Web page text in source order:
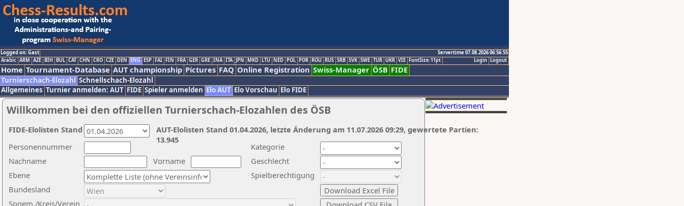
Logged on: Gast
Servertime 07.08.2026 06:56:55
Logout
Login
Arabic ARM AZE BIH BUL CAT CHN CRO CZE DEN ENG ESP FAI FIN FRA GER GRE INA ITA JPN MKD LTU NED POL POR ROU RUS SRB SVK SWE TUR UKR VIE FontSize:11pt
Home Tournament-Database AUT championship Pictures FAQ Online Registration Swiss-Manager ÖSB FIDE
Turnierschach-Elozahl Schnellschach-Elozahl
Allgemeines Turnier anmelden: AUT FIDE Spieler anmelden Elo AUT Elo Vorschau Elo FIDE
Willkommen bei den offiziellen Turnierschach-Elozahlen des ÖSB
Nachname
Vorname
Ebene
Kategorie
Personennummer
Bundesland
Spgem./Kreis/Verein
Geschlecht
Spielberechtigung
AUT-Elolisten Stand 01.04.2026, letzte Änderung am 11.07.2026 09:29, gewertete Partien:
13.945
FIDE-Elolisten Stand